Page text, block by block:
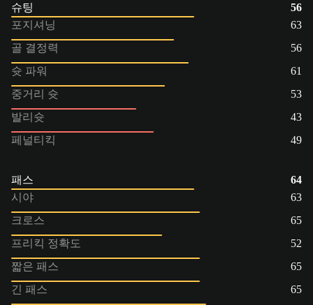
슈팅
56
포지셔닝
63
골 결정력
56
슛 파워
61
중거리 슛
53
발리슛
43
페널티킥
49
패스
64
시야
63
크로스
65
프리킥 정확도
52
짧은 패스
65
긴 패스
65